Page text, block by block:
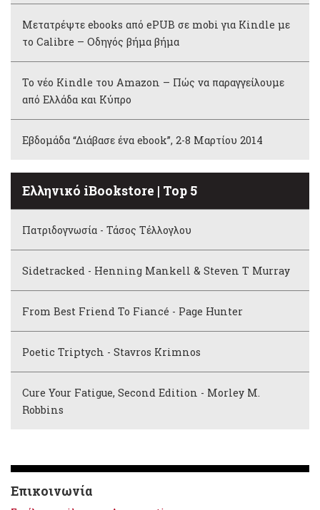
Μετατρέψτε ebooks από ePUB σε mobi για Kindle με
το Calibre – Οδηγός βήμα βήμα
Το νέο Kindle του Amazon – Πώς να παραγγείλουμε
από Ελλάδα και Κύπρο
Εβδομάδα “Διάβασε ένα ebook”, 2-8 Μαρτίου 2014
Ελληνικό iBookstore | Top 5
Πατριδογνωσία - Τάσος Τέλλογλου
Sidetracked - Henning Mankell & Steven T Murray
From Best Friend To Fiancé - Page Hunter
Poetic Triptych - Stavros Krimnos
Cure Your Fatigue, Second Edition - Morley M.
Robbins
Επικοινωνία